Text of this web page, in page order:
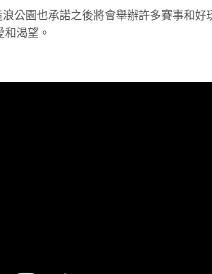
浪公園也承諾之後將會舉辦許多賽事和
渴望。